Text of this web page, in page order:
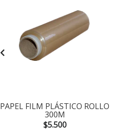
PAPEL FILM PLÁSTICO ROLLO
300M
$5.500